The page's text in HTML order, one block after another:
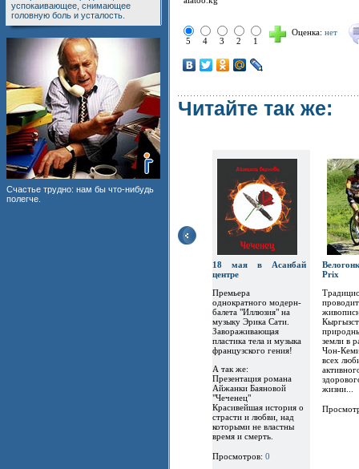
успокаивающее, снимающее
головную боль и усталость.
Счастье трудно: нам бы что-нибудь
полегче.
5 4 3 2 1
Оценка: нет
Читайте так же:
18 мая в Асанбай
центре
Премьера
однократного модерн-
балета "Иллюзия" на
музыку Эрика Сати.
Завораживающая
пластика тела и музыка
французского гения!
А так же:
Презентация романа
Айжанки Баяновой
"Чеченец"
Красивейшая история о
страсти и любви, над
которыми не властны
время и смерть.
Просмотров: 0
Prix
земли в
Чон-
всех
жизни...